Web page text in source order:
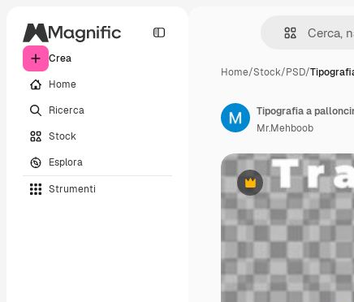
Crea
Home
Ricerca
Stock
Esplora
Strumenti
Home/Stock/PSD/
Premium
Tipografia a
Mr.Mehboob